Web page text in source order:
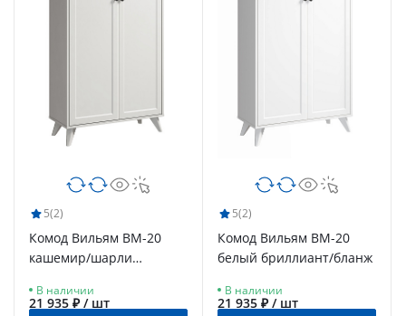
5(2)
Комод Вильям ВМ-20
кашемир/шарли
В наличии
21 935 ₽ / шт
5(2)
Комод Вильям ВМ-20
белый бриллиант/бланж
В наличии
21 935 ₽ / шт